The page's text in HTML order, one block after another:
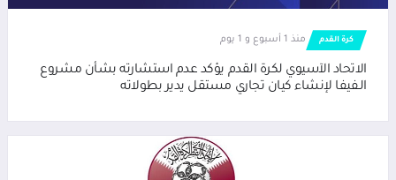
كرة القدم منذ 1 أسبوع و 1 يوم
الاتحاد الآسيوي لكرة القدم يؤكد عدم استشارته بشأن مشروع
الـفيفا لإنشاء كيان تجاري مستقل يدير بطولاته